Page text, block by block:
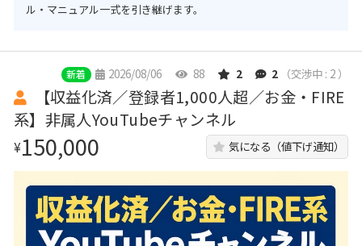
ル・マニュアル一式を引き継げます。
新着 2026/08/06 88 2 2 （交渉中 : 2 ）
【収益化済／登録者1,000人超／お金・FIRE
系】非属人YouTubeチャンネル
¥150,000 気になる（値下げ通知）